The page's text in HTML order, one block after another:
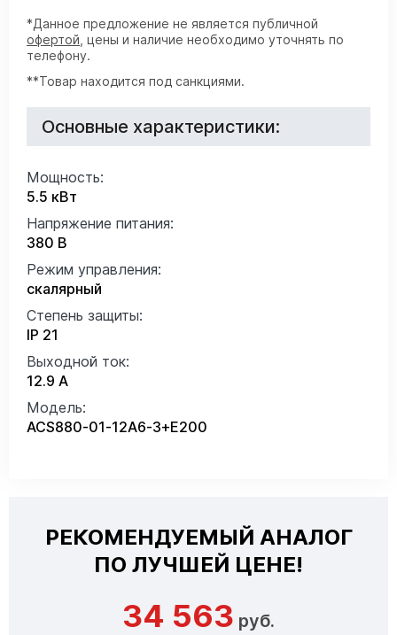
*Данное предложение не является публичной
офертой , цены и наличие необходимо уточнять по
телефону.
**Товар находится под санкциями.
Основные характеристики:
Мощность:
5.5 кВт
Напряжение питания:
380 В
Режим управления:
скалярный
Степень защиты:
IP 21
Выходной ток:
12.9 А
Модель:
ACS880-01-12A6-3+E200
РЕКОМЕНДУЕМЫЙ АНАЛОГ
ПО ЛУЧШЕЙ ЦЕНЕ!
34 563 руб.